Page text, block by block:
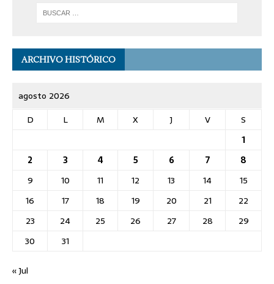
ARCHIVO HISTÓRICO
agosto 2026
D
L M X J V
S
1
2
3 4 5 6 7
8
9
10 11 12 13 14
15
16
17 18 19 20 21
22
23
24 25 26 27 28
29
30
31
« Jul